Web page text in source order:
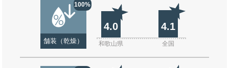
100%
舗装（乾燥）
4.0 4.1
和歌山県 全国